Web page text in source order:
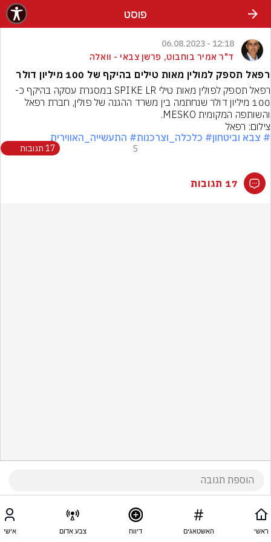
פוסט
12:18 - 06.08.2023
ד"ר אמיר בוחבוט, פרשן צבאי - וואלה
רפאל תספק למולין מאות טילים בהיקף של 100 מיליון דולר
והשותפה המקומית MESKO.
צילום: רפאל
# צבא וביטחון# כלכלה_וצרכנות# התעשייה_האווירית
5 17 תגובות
17 תגובות
ראשי האשטאגים דיווח צבע אדום אישי